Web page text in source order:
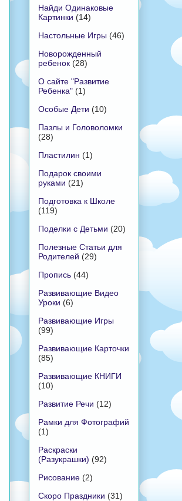
Найди Одинаковые
Картинки (14)
Настольные Игры (46)
Новорожденный
ребенок (28)
О сайте "Развитие
Ребенка" (1)
Особые Дети (10)
Пазлы и Головоломки
(28)
Пластилин (1)
Подарок своими
руками (21)
Подготовка к Школе
(119)
Поделки с Детьми (20)
Полезные Статьи для
Родителей (29)
Пропись (44)
Развивающие Видео
Уроки (6)
Развивающие Игры
(99)
Развивающие Карточки
(85)
Развивающие КНИГИ
(10)
Развитие Речи (12)
Рамки для Фотографий
(1)
Раскраски
(Разукрашки) (92)
Рисование (2)
Скоро Праздники (31)